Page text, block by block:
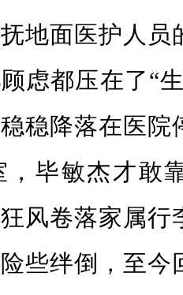
地面医护人员
虑都压在了“
稳降落在医院
，毕敏杰才敢
风卷落家属行
些绊倒，至今